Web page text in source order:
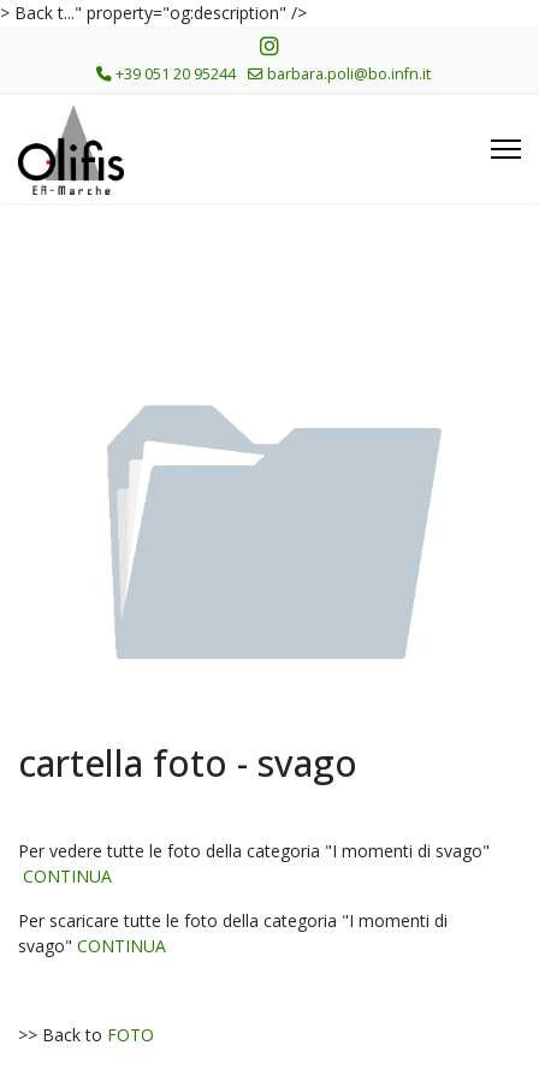
> Back t..." property="og:description" />
+39 051 20 95244 barbara.poli@bo.infn.it
cartella foto - svago
Per vedere tutte le foto della categoria "I momenti di svago"
CONTINUA
Per scaricare tutte le foto della categoria "I momenti di
svago" CONTINUA
>> Back to FOTO